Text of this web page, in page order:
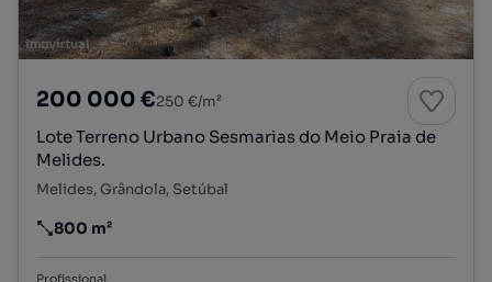
200 000 €250 €/m²
Lote Terreno Urbano Sesmarias do Meio Praia de
Melides.
Melides, Grândola, Setúbal
Preço por metro quadrado
800 m²
Profissional